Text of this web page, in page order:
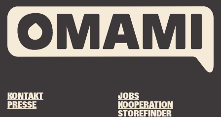
KONTAKT
PRESSE
JOBS
KOOPERATION
STOREFINDER